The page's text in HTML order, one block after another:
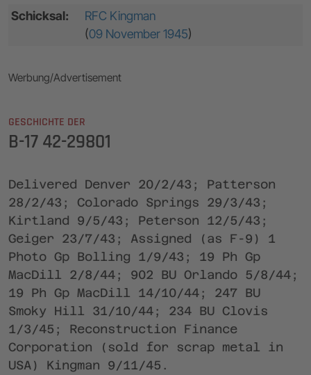
Schicksal:
RFC Kingman
(09 November 1945)
Werbung/Advertisement
GESCHICHTE DER
B-17 42-29801
Delivered Denver 20/2/43; Patterson
28/2/43; Colorado Springs 29/3/43;
Kirtland 9/5/43; Peterson 12/5/43;
Geiger 23/7/43; Assigned (as F-9) 1
Photo Gp Bolling 1/9/43; 19 Ph Gp
MacDill 2/8/44; 902 BU Orlando 5/8/44;
19 Ph Gp MacDill 14/10/44; 247 BU
Smoky Hill 31/10/44; 234 BU Clovis
1/3/45; Reconstruction Finance
Corporation (sold for scrap metal in
USA) Kingman 9/11/45.